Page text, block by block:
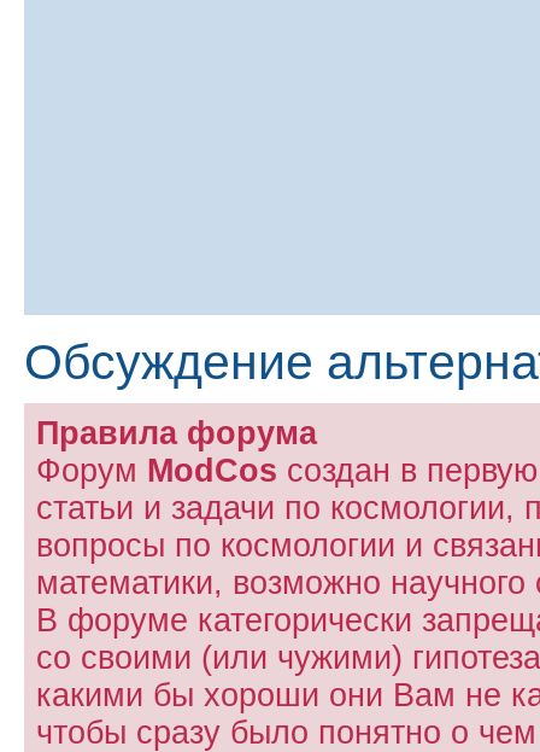
Обсуждение
Правила форума
Форум ModCos создан в
статьи и задачи по
вопросы по космологии и
математики, возможно научного
В форуме категорически
со своими (или чужими)
какими бы хороши они Вам не
чтобы сразу было понятно о